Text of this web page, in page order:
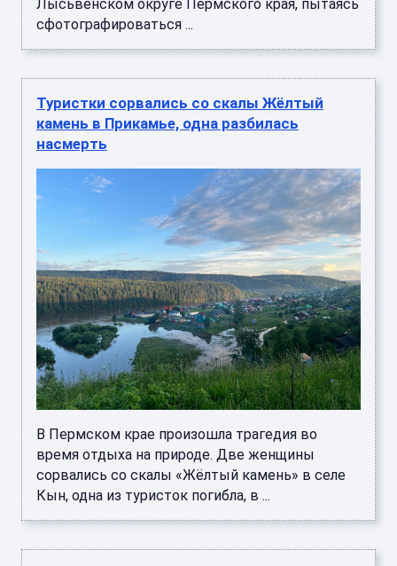
Лысьвенском округе Пермского края, пытаясь
сфотографироваться ...
Туристки сорвались со скалы Жёлтый
камень в Прикамье, одна разбилась
насмерть
В Пермском крае произошла трагедия во
время отдыха на природе. Две женщины
сорвались со скалы «Жёлтый камень» в селе
Кын, одна из туристок погибла, в ...